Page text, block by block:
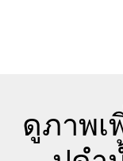
ดูภาพเ